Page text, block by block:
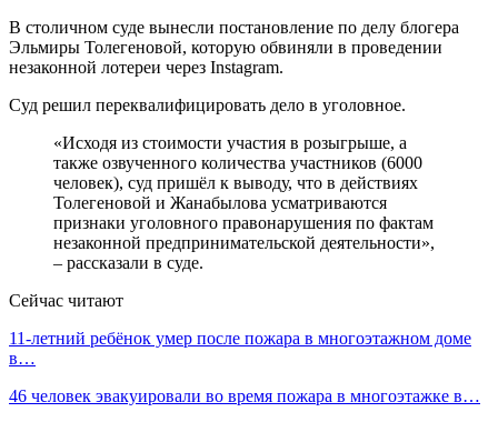
В столичном суде вынесли постановление по делу блогера
Эльмиры Толегеновой, которую обвиняли в проведении
незаконной лотереи через Instagram.
Суд решил переквалифицировать дело в уголовное.
«Исходя из стоимости участия в розыгрыше, а
также озвученного количества участников (6000
человек), суд пришёл к выводу, что в действиях
Толегеновой и Жанабылова усматриваются
признаки уголовного правонарушения по фактам
незаконной предпринимательской деятельности»,
– рассказали в суде.
Сейчас читают
11-летний ребёнок умер после пожара в многоэтажном доме
в…
46 человек эвакуировали во время пожара в многоэтажке в…